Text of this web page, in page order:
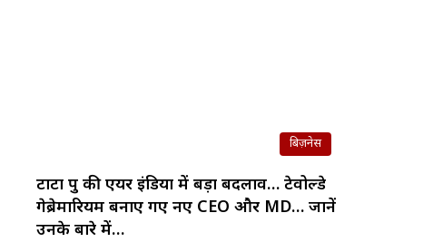
बिज़नेस
टाटा ग्रुप की एयर इंडिया में बड़ा बदलाव… टेवोल्डे
गेब्रेमारियम बनाए गए नए CEO और MD… जानें
उनके बारे में…